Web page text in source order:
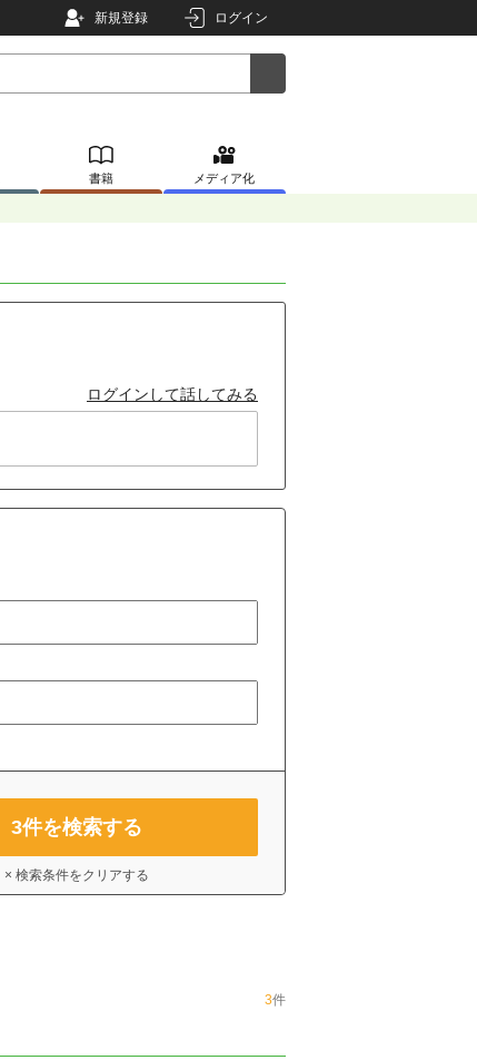
新規登録 ログイン
書籍 メディア化
ログインして話してみる
3件を検索する
× 検索条件をクリアする
3件